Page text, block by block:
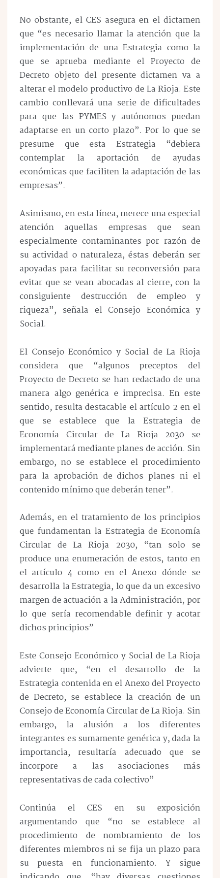
No obstante, el CES asegura en el dictamen
que “es necesario llamar la atención que la
implementación de una Estrategia como la
que se aprueba mediante el Proyecto de
Decreto objeto del presente dictamen va a
alterar el modelo productivo de La Rioja. Este
cambio conllevará una serie de dificultades
para que las PYMES y autónomos puedan
adaptarse en un corto plazo”. Por lo que se
presume que esta Estrategia “debiera
contemplar la aportación de ayudas
económicas que faciliten la adaptación de las
empresas”.
Asimismo, en esta línea, merece una especial
atención aquellas empresas que sean
especialmente contaminantes por razón de
su actividad o naturaleza, éstas deberán ser
apoyadas para facilitar su reconversión para
evitar que se vean abocadas al cierre, con la
consiguiente destrucción de empleo y
riqueza”, señala el Consejo Económica y
Social.
El Consejo Económico y Social de La Rioja
considera que “algunos preceptos del
Proyecto de Decreto se han redactado de una
manera algo genérica e imprecisa. En este
sentido, resulta destacable el artículo 2 en el
que se establece que la Estrategia de
Economía Circular de La Rioja 2030 se
implementará mediante planes de acción. Sin
embargo, no se establece el procedimiento
para la aprobación de dichos planes ni el
contenido mínimo que deberán tener”.
Además, en el tratamiento de los principios
que fundamentan la Estrategia de Economía
Circular de La Rioja 2030, “tan solo se
produce una enumeración de estos, tanto en
el artículo 4 como en el Anexo dónde se
desarrolla la Estrategia, lo que da un excesivo
margen de actuación a la Administración, por
lo que sería recomendable definir y acotar
dichos principios”
Este Consejo Económico y Social de La Rioja
advierte que, “en el desarrollo de la
Estrategia contenida en el Anexo del Proyecto
de Decreto, se establece la creación de un
Consejo de Economía Circular de La Rioja. Sin
embargo, la alusión a los diferentes
integrantes es sumamente genérica y, dada la
importancia, resultaría adecuado que se
incorpore a las asociaciones más
representativas de cada colectivo”
Continúa el CES en su exposición
argumentando que “no se establece al
procedimiento de nombramiento de los
diferentes miembros ni se fija un plazo para
su puesta en funcionamiento. Y sigue